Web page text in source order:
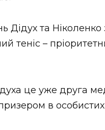
Дідух та
теніс –
це уже друга
в особистих